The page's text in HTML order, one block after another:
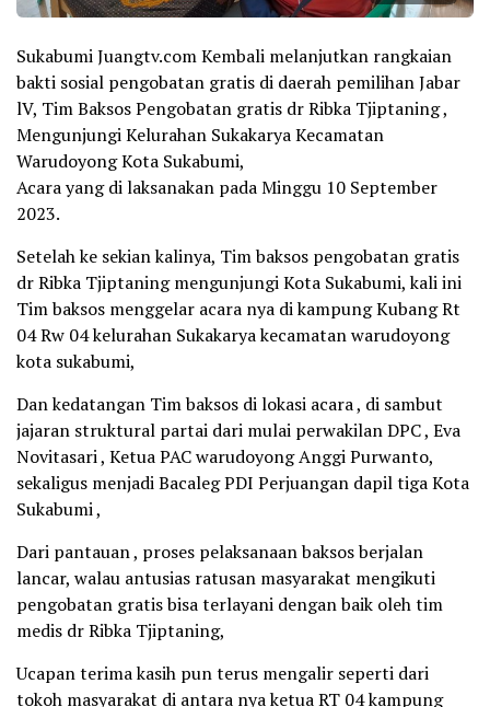
Sukabumi Juangtv.com Kembali melanjutkan rangkaian
bakti sosial pengobatan gratis di daerah pemilihan Jabar
lV, Tim Baksos Pengobatan gratis dr Ribka Tjiptaning ,
Mengunjungi Kelurahan Sukakarya Kecamatan
Warudoyong Kota Sukabumi,
Acara yang di laksanakan pada Minggu 10 September
2023.
Setelah ke sekian kalinya, Tim baksos pengobatan gratis
dr Ribka Tjiptaning mengunjungi Kota Sukabumi, kali ini
Tim baksos menggelar acara nya di kampung Kubang Rt
04 Rw 04 kelurahan Sukakarya kecamatan warudoyong
kota sukabumi,
Dan kedatangan Tim baksos di lokasi acara , di sambut
jajaran struktural partai dari mulai perwakilan DPC , Eva
Novitasari , Ketua PAC warudoyong Anggi Purwanto,
sekaligus menjadi Bacaleg PDI Perjuangan dapil tiga Kota
Sukabumi ,
Dari pantauan , proses pelaksanaan baksos berjalan
lancar, walau antusias ratusan masyarakat mengikuti
pengobatan gratis bisa terlayani dengan baik oleh tim
medis dr Ribka Tjiptaning,
Ucapan terima kasih pun terus mengalir seperti dari
tokoh masyarakat di antara nya ketua RT 04 kampung